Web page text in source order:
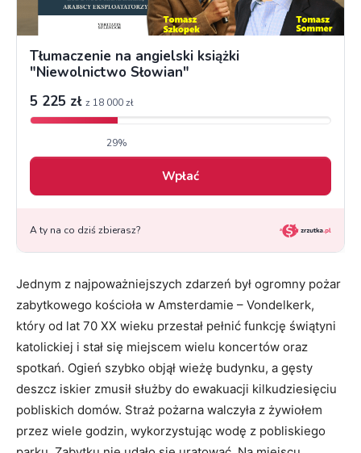
Jednym z najpoważniejszych zdarzeń był ogromny pożar
zabytkowego kościoła w Amsterdamie – Vondelkerk,
który od lat 70 XX wieku przestał pełnić funkcję świątyni
katolickiej i stał się miejscem wielu koncertów oraz
spotkań. Ogień szybko objął wieżę budynku, a gęsty
deszcz iskier zmusił służby do ewakuacji kilkudziesięciu
pobliskich domów. Straż pożarna walczyła z żywiołem
przez wiele godzin, wykorzystując wodę z pobliskiego